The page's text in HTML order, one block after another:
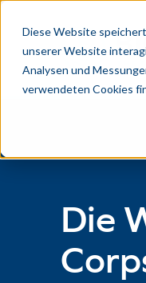
Diese Website
unserer Website
Analysen und
verwendeten Cookies
Die